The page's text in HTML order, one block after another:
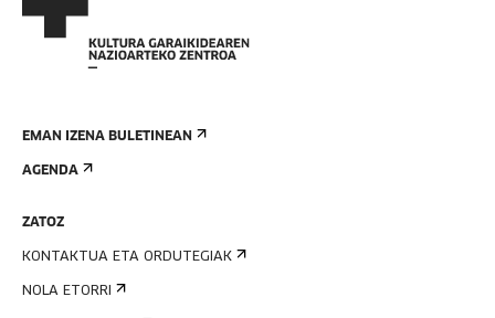
EMAN IZENA BULETINEAN
AGENDA
ZATOZ
KONTAKTUA ETA ORDUTEGIAK
NOLA ETORRI